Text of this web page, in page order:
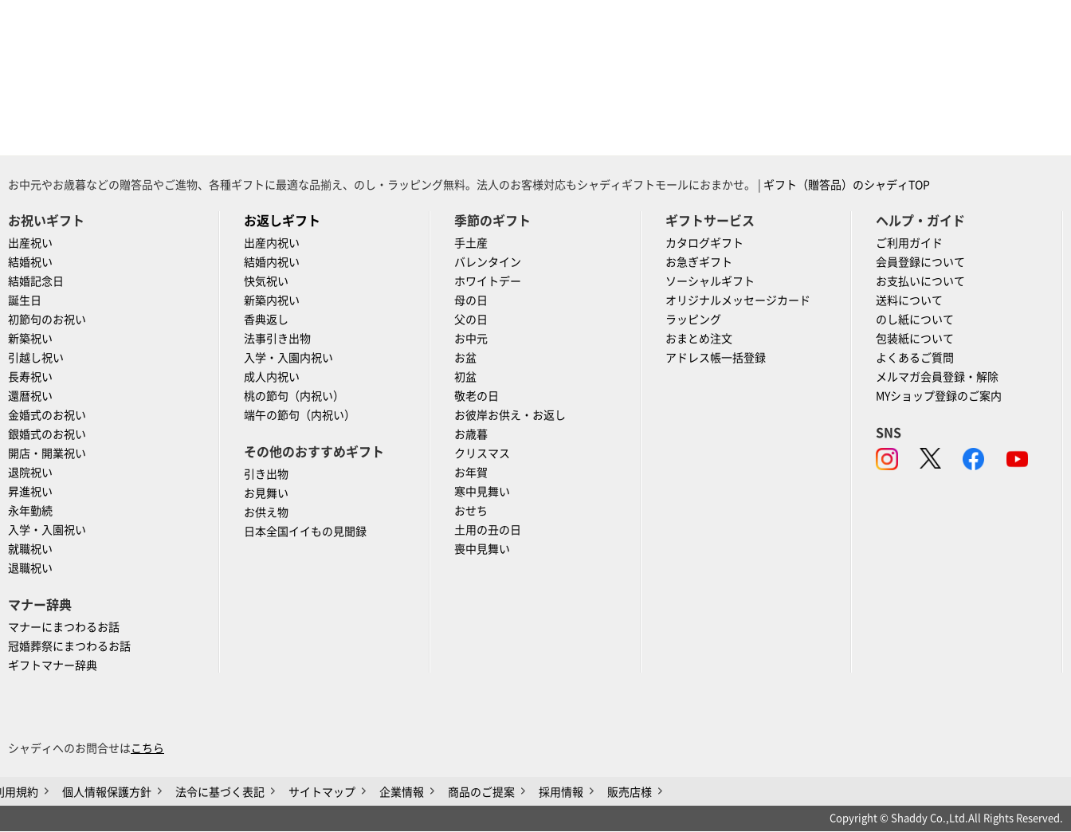
お中元やお歳暮などの贈答品やご進物、各種ギフトに最適な品揃え、のし・ラッピング無料。法人のお客様対応もシャディギフトモールにおまかせ。 | ギフト（贈答品）のシャディTOP
お祝いギフト
出産祝い
結婚祝い
結婚記念日
誕生日
初節句のお祝い
新築祝い
引越し祝い
長寿祝い
還暦祝い
金婚式のお祝い
銀婚式のお祝い
開店・開業祝い
退院祝い
昇進祝い
永年勤続
入学・入園祝い
就職祝い
退職祝い
マナー辞典
マナーにまつわるお話
冠婚葬祭にまつわるお話
ギフトマナー辞典
お返しギフト
出産内祝い
結婚内祝い
快気祝い
新築内祝い
香典返し
法事引き出物
入学・入園内祝い
成人内祝い
桃の節句（内祝い）
端午の節句（内祝い）
その他のおすすめギフト
引き出物
お見舞い
お供え物
日本全国イイもの見聞録
季節のギフト
手土産
バレンタイン
ホワイトデー
母の日
父の日
お中元
お盆
初盆
敬老の日
お彼岸お供え・お返し
お歳暮
クリスマス
お年賀
寒中見舞い
おせち
土用の丑の日
喪中見舞い
ギフトサービス
カタログギフト
お急ぎギフト
ソーシャルギフト
オリジナルメッセージカード
ラッピング
おまとめ注文
アドレス帳一括登録
ヘルプ・ガイド
ご利用ガイド
会員登録について
お支払いについて
送料について
のし紙について
包装紙について
よくあるご質問
メルマガ会員登録・解除
MYショップ登録のご案内
SNS
シャディへのお問合せは こちら
用規約 個人情報保護方針 法令に基づく表記 サイトマップ 企業情報 商品のご提案 採用情報 販売店様
Copyright © Shaddy Co.,Ltd.All Rights Reserved.